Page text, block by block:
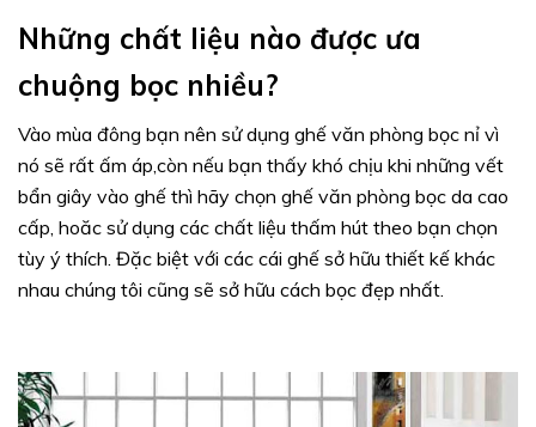
Những chất liệu nào được ưa
chuộng bọc nhiều?
Vào mùa đông bạn nên sử dụng ghế văn phòng bọc nỉ vì
nó sẽ rất ấm áp,còn nếu bạn thấy khó chịu khi những vết
bẩn giây vào ghế thì hãy chọn ghế văn phòng bọc da cao
cấp, hoăc sử dụng các chất liệu thấm hút theo bạn chọn
tùy ý thích. Đặc biệt với các cái ghế sở hữu thiết kế khác
nhau chúng tôi cũng sẽ sở hữu cách bọc đẹp nhất.